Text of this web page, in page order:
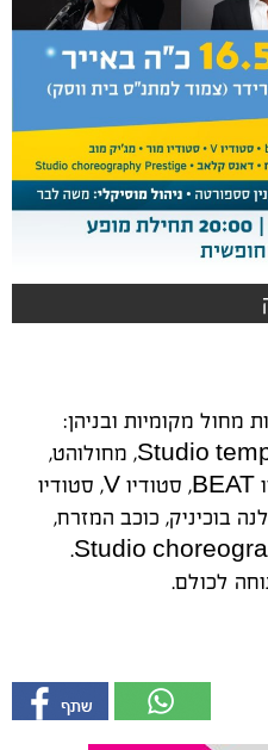
מחול מקומיות ובניהן:
סטודיו דאנס, פאנקי פלייס, Studio tempo, מחולוהט,
אקדמיה לבלט אשקלון, סטודיו BEAT, סטודיו V, סטודיו
בוכיניק, כוכב המזרח,
דאנס קלאב, Studio choreography Prestige.
לכולם.